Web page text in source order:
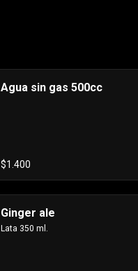
Agua sin gas 500cc
$1.400
Ginger ale
Lata 350 ml.